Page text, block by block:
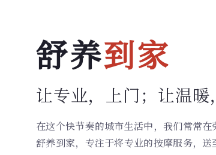
舒养到家
让专业，上门； 让温暖
在这个快节奏的城市生活中，我们常常在
舒养到家，专注于将专业的按摩服务，送